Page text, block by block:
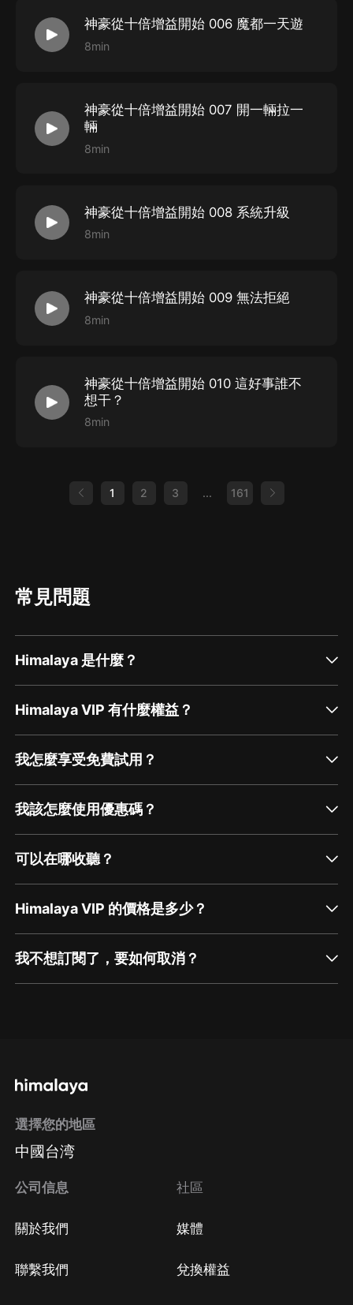
神豪從十倍增益開始 006 魔都一天遊
8min
神豪從十倍增益開始 007 開一輛拉一
輛
8min
神豪從十倍增益開始 008 系統升級
8min
神豪從十倍增益開始 009 無法拒絕
8min
神豪從十倍增益開始 010 這好事誰不
想干？
8min
1 2 3 ... 161
常見問題
Himalaya 是什麼？
Himalaya VIP 有什麼權益？
我怎麼享受免費試用？
我該怎麼使用優惠碼？
可以在哪收聽？
Himalaya VIP 的價格是多少？
我不想訂閱了，要如何取消？
方法 Google Play取消訂閱方法
選擇您的地區
中國台湾
公司信息
關於我們
聯繫我們
社區
媒體
兌換權益